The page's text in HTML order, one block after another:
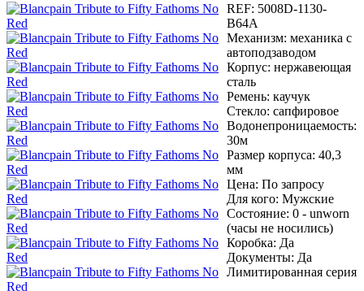
REF: 5008D-1130-
B64A
Механизм: механика с
автоподзаводом
Корпус: нержавеющая
сталь
Ремень: каучук
Стекло: сапфировое
Водонепроницаемость:
30м
Размер корпуса: 40,3
мм
Цена: По запросу
Для кого: Мужские
Состояние: 0 - unworn
(часы не носились)
Коробка: Да
Документы: Да
Лимитированная серия